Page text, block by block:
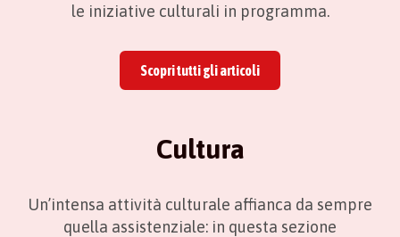
le iniziative culturali in programma.
Scopri tutti gli articoli
Cultura
Un’intensa attività culturale affianca da sempre
quella assistenziale: in questa sezione